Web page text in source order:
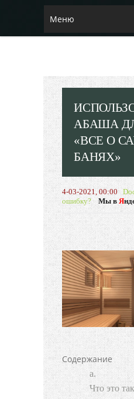
Меню
АБАША
«ВСЕ О
БАНЯХ»
4-03-2021, 00:00
ошибку?
Мы в Я
Содержание
Что это